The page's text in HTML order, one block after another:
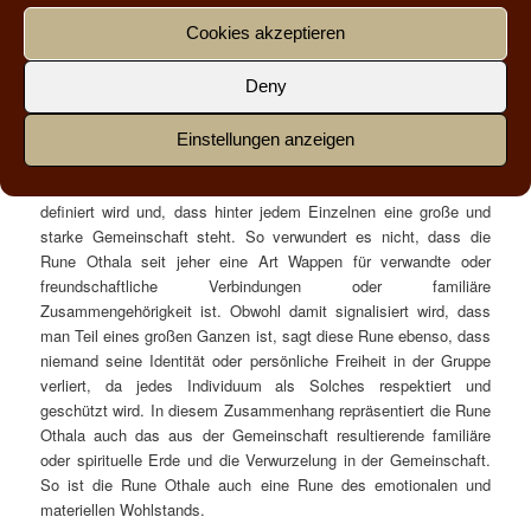
Cookies akzeptieren
Deny
Einstellungen anzeigen
Benutzung – zum Einen ist sie als verfassungswidrige Odal-Rune
leider noch ein verbreitetes Erkennungs- und
Zugehörigkeitssymbol der Neonazi-Szene, zum Anderen wird
Othala erstaunlicherweise – wenn auch in leicht abgewandelter
Form – von der Bundeswehr als Abzeichen für Hauptfeldwebel
genutzt. In beiden Fällen zeigt sich, dass mit der Othala Rune
gleichzeitig Abgrenzung und Zugehörigkeit zu einer ganz
definiert wird und, dass hinter jedem Einzelnen eine große und
starke Gemeinschaft steht. So verwundert es nicht, dass die
Rune Othala seit jeher eine Art Wappen für verwandte oder
freundschaftliche Verbindungen oder familiäre
Zusammengehörigkeit ist. Obwohl damit signalisiert wird, dass
man Teil eines großen Ganzen ist, sagt diese Rune ebenso, dass
niemand seine Identität oder persönliche Freiheit in der Gruppe
verliert, da jedes Individuum als Solches respektiert und
geschützt wird. In diesem Zusammenhang repräsentiert die Rune
Othala auch das aus der Gemeinschaft resultierende familiäre
oder spirituelle Erde und die Verwurzelung in der Gemeinschaft.
So ist die Rune Othale auch eine Rune des emotionalen und
materiellen Wohlstands.